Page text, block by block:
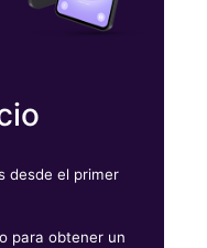
desde el primer
para obtener un